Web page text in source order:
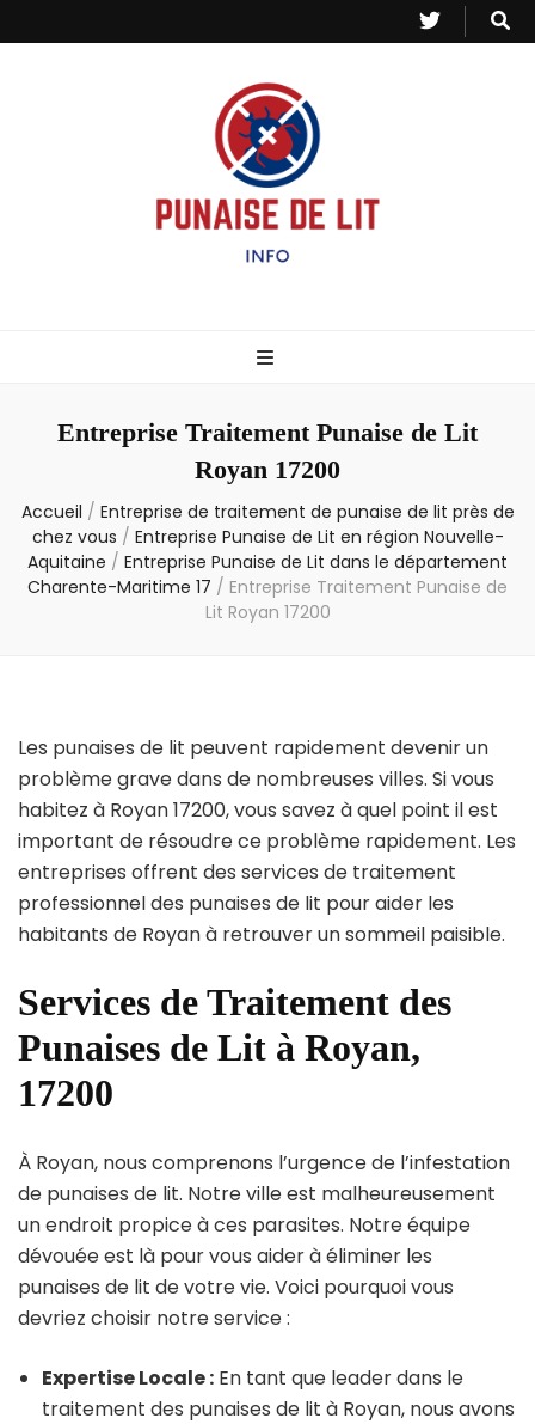
– Info
Entreprise Traitement Punaise de Lit
Royan 17200
Accueil / Entreprise de traitement de punaise de lit près de
chez vous / Entreprise Punaise de Lit en région Nouvelle-
Aquitaine / Entreprise Punaise de Lit dans le département
Charente-Maritime 17 / Entreprise Traitement Punaise de
Lit Royan 17200
Les punaises de lit peuvent rapidement devenir un
problème grave dans de nombreuses villes. Si vous
habitez à Royan 17200, vous savez à quel point il est
important de résoudre ce problème rapidement. Les
entreprises offrent des services de traitement
professionnel des punaises de lit pour aider les
habitants de Royan à retrouver un sommeil paisible.
Services de Traitement des
Punaises de Lit à Royan,
17200
À Royan, nous comprenons l’urgence de l’infestation
de punaises de lit. Notre ville est malheureusement
un endroit propice à ces parasites. Notre équipe
dévouée est là pour vous aider à éliminer les
punaises de lit de votre vie. Voici pourquoi vous
devriez choisir notre service :
Expertise Locale : En tant que leader dans le
traitement des punaises de lit à Royan, nous avons